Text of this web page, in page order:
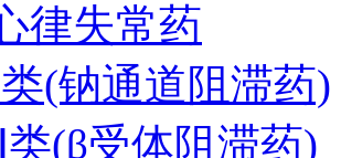
律失常药
类(钠通道阻滞药)
类(β受体阻滞药)